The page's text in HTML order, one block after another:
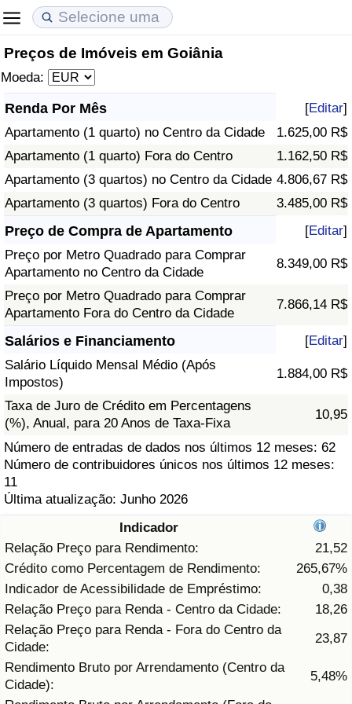
Preços de Imóveis em Goiânia
Moeda:
Renda Por Mês [Editar]
Apartamento (1 quarto) no Centro da Cidade
1.625,00 R$
Apartamento (1 quarto) Fora do Centro
1.162,50 R$
Apartamento (3 quartos) no Centro da Cidade 4.806,67 R$
Apartamento (3 quartos) Fora do Centro
3.485,00 R$
Preço de Compra de Apartamento [Editar]
Preço por Metro Quadrado para Comprar
Apartamento no Centro da Cidade
8.349,00 R$
Preço por Metro Quadrado para Comprar
Apartamento Fora do Centro da Cidade
7.866,14 R$
Salários e Financiamento [Editar]
Salário Líquido Mensal Médio (Após
Impostos)
1.884,00 R$
Taxa de Juro de Crédito em Percentagens
(%), Anual, para 20 Anos de Taxa-Fixa
10,95
Número de entradas de dados nos últimos 12 meses: 62
Número de contribuidores únicos nos últimos 12 meses:
11
Última atualização: Junho 2026
Indicador
Relação Preço para Rendimento:
21,52
Crédito como Percentagem de Rendimento:
265,67%
Indicador de Acessibilidade de Empréstimo:
0,38
Relação Preço para Renda - Centro da Cidade:
18,26
Relação Preço para Renda - Fora do Centro da
Cidade:
23,87
Rendimento Bruto por Arrendamento (Centro da
Cidade):
5,48%
Custo de Vida
Indicador de Custo de Vida (Atual)
Indicador de Custo de Vida
Indicador de Custo de Vida Por País
Preços de Imóveis
Indicador de Preços de Imóveis (Atual)
Indicador de Preços de Imóveis
Indicador de Preços de Imóveis por País
Qualidade de Vida
Indicador de Qualidade de Vida
Indicador de Qualidade de Vida (Atual)
Índice de qualidade de vida por país
Taxa do Indicador de Crime (Atual)
Indicador de Crime
Índice de criminalidade por país
Saúde
Indicador de Saúde (Atual)
Indicador de Saúde
Indicador de Saúde por País
Poluição
Indicador de Poluição (Atual)
Índice de poluição
Indicador de Poluição por País
Trânsito